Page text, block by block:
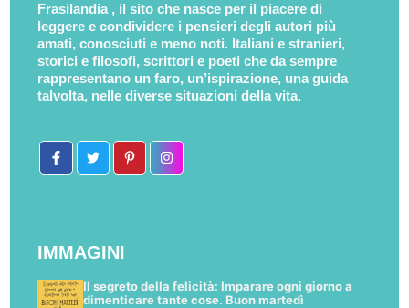
Frasilandia , il sito che nasce per il piacere di
leggere e condividere i pensieri degli autori più
amati, conosciuti e meno noti. Italiani e stranieri,
storici e filosofi, scrittori e poeti che da sempre
rappresentano un faro, un’ispirazione, una guida
talvolta, nelle diverse situazioni della vita.
IMMAGINI
Il segreto della felicità: Imparare ogni giorno a
dimenticare tante cose. Buon martedì